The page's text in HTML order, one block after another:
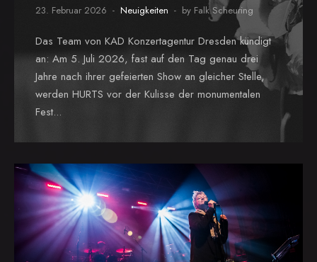
23. Februar 2026 Neuigkeiten by Falk Scheuring
Das Team von KAD Konzertagentur Dresden kündigt
an: Am 5. Juli 2026, fast auf den Tag genau drei
Jahre nach ihrer gefeierten Show an gleicher Stelle,
werden HURTS vor der Kulisse der monumentalen
Fest...